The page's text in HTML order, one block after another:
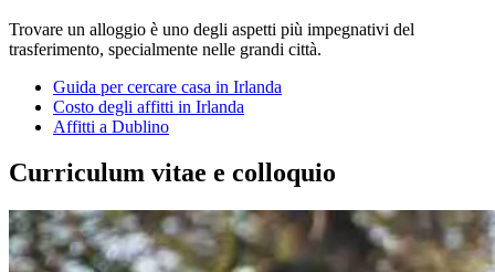
Trovare un alloggio è uno degli aspetti più impegnativi del
trasferimento, specialmente nelle grandi città.
Guida per cercare casa in Irlanda
Costo degli affitti in Irlanda
Affitti a Dublino
Curriculum vitae e colloquio